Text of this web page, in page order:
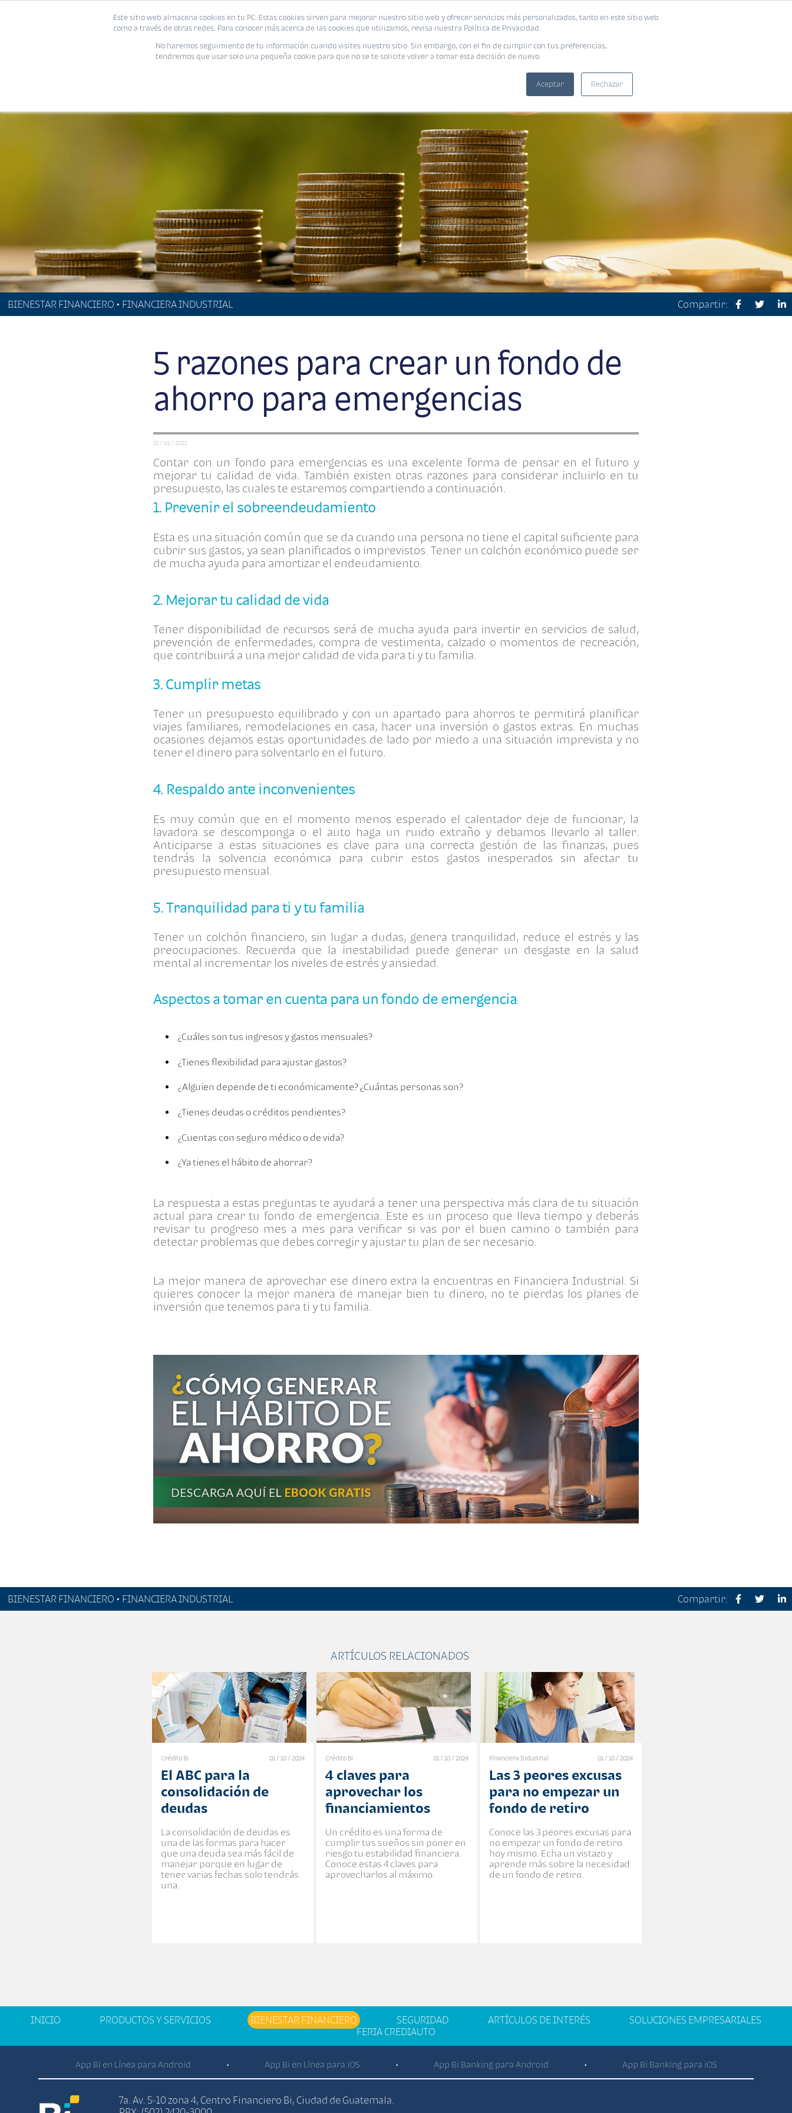
Este sitio web almacena cookies en tu PC. Estas cookies sirven para mejorar nuestro sitio web y ofrecer servicios más personalizados, tanto en este sitio web
como a través de otras redes. Para conocer más acerca de las cookies que utilizamos, revisa nuestra Política de Privacidad.
No haremos seguimiento de tu información cuando visites nuestro sitio. Sin embargo, con el fin de cumplir con tus preferencias,
tendremos que usar solo una pequeña cookie para que no se te solicite volver a tomar esta decisión de nuevo.
Aceptar Rechazar
PROMOCIONES CALCULADORAS EBOOKS
BIENESTAR FINANCIERO • FINANCIERA INDUSTRIAL Compartir:
5 razones para crear un fondo de
ahorro para emergencias
13 / 01 / 2021
Contar con un fondo para emergencias es una excelente forma de pensar en el futuro y
mejorar tu calidad de vida. También existen otras razones para considerar incluirlo en tu
presupuesto, las cuales te estaremos compartiendo a continuación.
1. Prevenir el sobreendeudamiento
Esta es una situación común que se da cuando una persona no tiene el capital suficiente para
cubrir sus gastos, ya sean planificados o imprevistos. Tener un colchón económico puede ser
de mucha ayuda para amortizar el endeudamiento.
2. Mejorar tu calidad de vida
Tener disponibilidad de recursos será de mucha ayuda para invertir en servicios de salud,
prevención de enfermedades, compra de vestimenta, calzado o momentos de recreación,
que contribuirá a una mejor calidad de vida para ti y tu familia.
3. Cumplir metas
Tener un presupuesto equilibrado y con un apartado para ahorros te permitirá planificar
viajes familiares, remodelaciones en casa, hacer una inversión o gastos extras. En muchas
ocasiones dejamos estas oportunidades de lado por miedo a una situación imprevista y no
tener el dinero para solventarlo en el futuro.
4. Respaldo ante inconvenientes
Es muy común que en el momento menos esperado el calentador deje de funcionar, la
lavadora se descomponga o el auto haga un ruido extraño y debamos llevarlo al taller.
Anticiparse a estas situaciones es clave para una correcta gestión de las finanzas, pues
tendrás la solvencia económica para cubrir estos gastos inesperados sin afectar tu
presupuesto mensual.
5. Tranquilidad para ti y tu familia
Tener un colchón financiero, sin lugar a dudas, genera tranquilidad, reduce el estrés y las
preocupaciones. Recuerda que la inestabilidad puede generar un desgaste en la salud
mental al incrementar los niveles de estrés y ansiedad.
Aspectos a tomar en cuenta para un fondo de emergencia:
¿Cuáles son tus ingresos y gastos mensuales?
¿Tienes flexibilidad para ajustar gastos?
¿Alguien depende de ti económicamente? ¿Cuántas personas son?
¿Tienes deudas o créditos pendientes?
¿Cuentas con seguro médico o de vida?
¿Ya tienes el hábito de ahorrar?
La respuesta a estas preguntas te ayudará a tener una perspectiva más clara de tu situación
actual para crear tu fondo de emergencia. Este es un proceso que lleva tiempo y deberás
revisar tu progreso mes a mes para verificar si vas por el buen camino o también para
detectar problemas que debes corregir y ajustar tu plan de ser necesario.
La mejor manera de aprovechar ese dinero extra la encuentras en Financiera Industrial. Si
quieres conocer la mejor manera de manejar bien tu dinero, no te pierdas los planes de
inversión que tenemos para ti y tu familia.
BIENESTAR FINANCIERO • FINANCIERA INDUSTRIAL Compartir:
ARTÍCULOS RELACIONADOS
Crédito Bi 01 / 10 / 2024
El ABC para la
consolidación de
deudas
La consolidación de deudas es
una de las formas para hacer
que una deuda sea más fácil de
manejar porque en lugar de
tener varias fechas solo tendrás
una.
Crédito Bi 01 / 10 / 2024
4 claves para
aprovechar los
financiamientos
Un crédito es una forma de
cumplir tus sueños sin poner en
riesgo tu estabilidad financiera.
Conoce estas 4 claves para
aprovecharlos al máximo.
Financiera Industrial 01 / 10 / 2024
Las 3 peores excusas
para no empezar un
fondo de retiro
Conoce las 3 peores excusas para
no empezar un fondo de retiro
hoy mismo. Echa un vistazo y
aprende más sobre la necesidad
de un fondo de retiro.
INICIO PRODUCTOS Y SERVICIOS BIENESTAR FINANCIERO SEGURIDAD ARTÍCULOS DE INTERÉS
SOLUCIONES EMPRESARIALES
FERIA CREDIAUTO
App Bi en Línea para Android • App Bi en Línea para iOS • App Bi Banking para Android • App Bi Banking para iOS
7a. Av. 5-10 zona 4, Centro Financiero Bi, Ciudad de Guatemala.